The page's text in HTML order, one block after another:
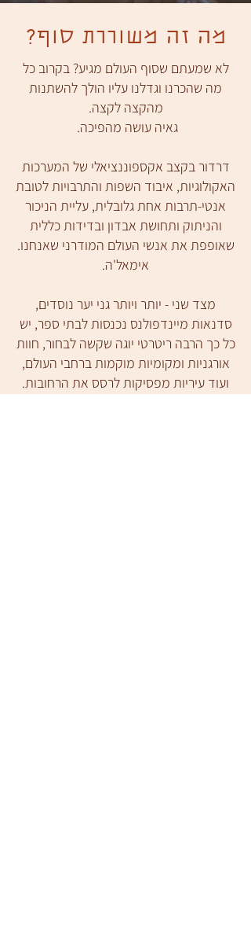
מה זה משוררת סוף?
לא שמעתם שסוף העולם מגיע? בקרוב כל
מה שהכרנו וגדלנו עליו הולך להשתנות
מהקצה לקצה.
גאיה עושה מהפיכה.
דרדור בקצב אקספוננציאלי של המערכות
האקולוגיות, איבוד השפות והתרבויות לטובת
אנטי-תרבות אחת גלובלית, עליית הניכור
והניתוק ותחושת אבדון ובדידות כללית
שאופפת את אנשי העולם המודרני שאנחנו.
אימאל'ה.
מצד שני - יותר ויותר גני יער נוסדים,
סדנאות מיינדפולנס נכנסות לבתי ספר, יש
כל כך הרבה ריטרטי יוגה שקשה לבחור, חוות
אורגניות ומקומיות מוקמות ברחבי העולם,
ועוד עיריות מפסיקות לרסס את הרחובות.